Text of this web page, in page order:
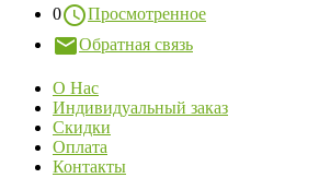
0
Просмотренное
Обратная связь
О Нас
Индивидуальный заказ
Скидки
Оплата
Контакты